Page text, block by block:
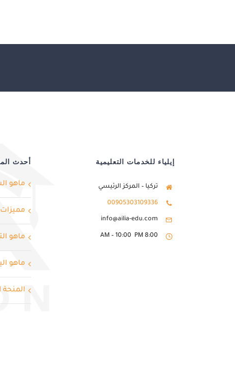
إيلياء للخدمات التعليمية
تركيا – المركز الرئيسي
00905303109336
info@ailia-edu.com
8:00 AM – 10:00 PM
أحدث
ماهو
مميزات
ماهو
ماهو
المنحة